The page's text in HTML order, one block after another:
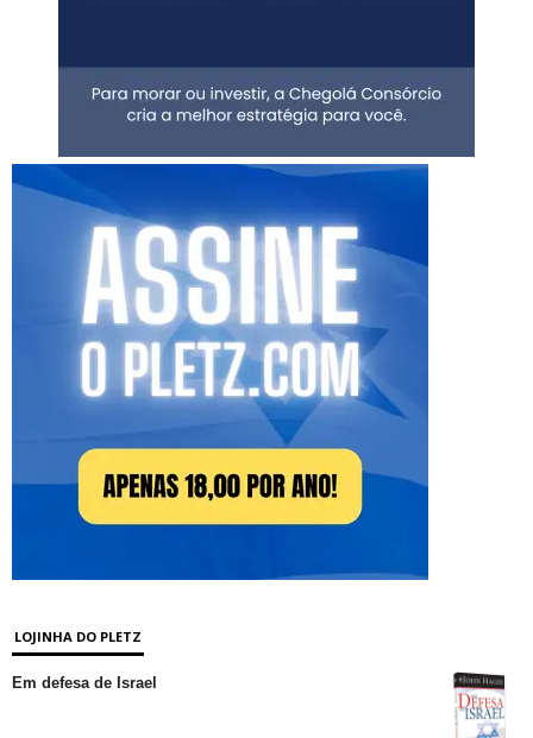
LOJINHA DO PLETZ
Em defesa de Israel